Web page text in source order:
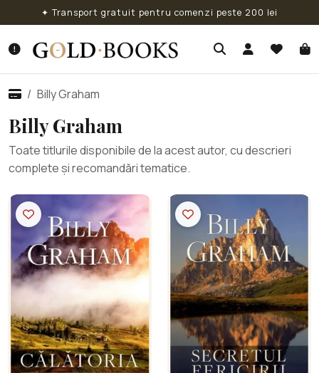
✦ Transport gratuit pentru comenzi peste 200 lei
Billy Graham
Billy Graham
Toate titlurile disponibile de la acest autor, cu descrieri
complete și recomandări tematice.